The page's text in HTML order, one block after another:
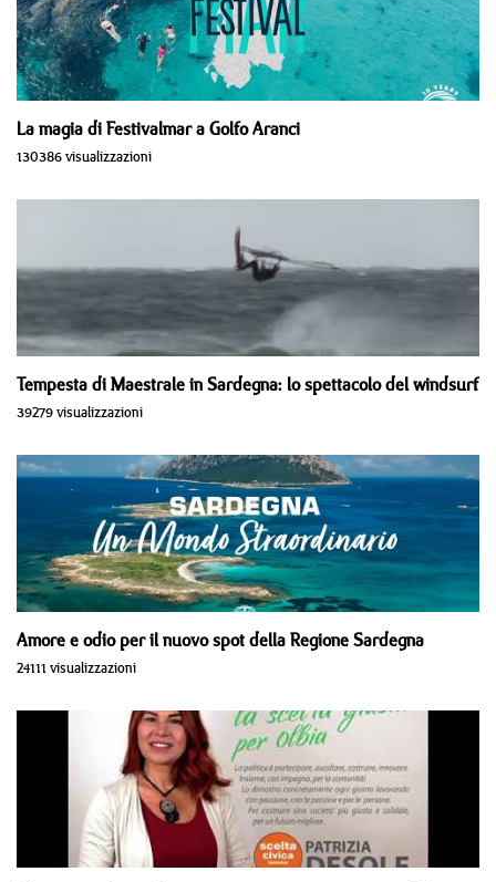
La magia di Festivalmar a Golfo Aranci
130386 visualizzazioni
Tempesta di Maestrale in Sardegna: lo spettacolo del windsurf
39279 visualizzazioni
Amore e odio per il nuovo spot della Regione Sardegna
24111 visualizzazioni